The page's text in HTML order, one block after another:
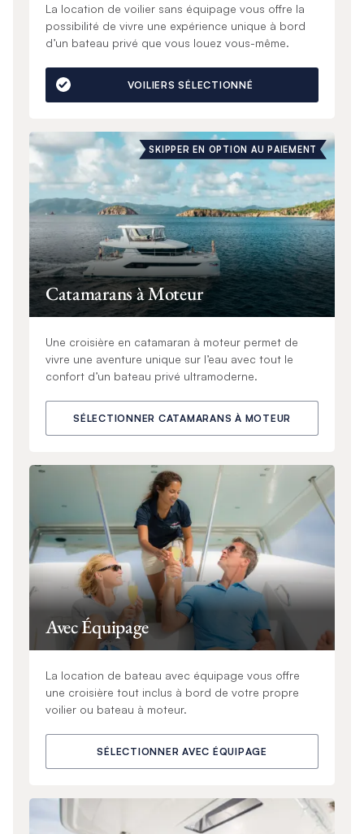
La location de voilier sans équipage vous offre la
possibilité de vivre une expérience unique à bord
d’un bateau privé que vous louez vous-même.
VOILIERS SÉLECTIONNÉ
SKIPPER EN OPTION AU PAIEMENT
Catamarans à Moteur
Une croisière en catamaran à moteur permet de
vivre une aventure unique sur l’eau avec tout le
confort d’un bateau privé ultramoderne.
SÉLECTIONNER CATAMARANS À MOTEUR
Avec Équipage
La location de bateau avec équipage vous offre
une croisière tout inclus à bord de votre propre
voilier ou bateau à moteur.
SÉLECTIONNER AVEC ÉQUIPAGE